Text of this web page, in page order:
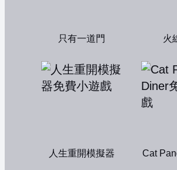
只有一道門 火
人生重開模擬器 Cat